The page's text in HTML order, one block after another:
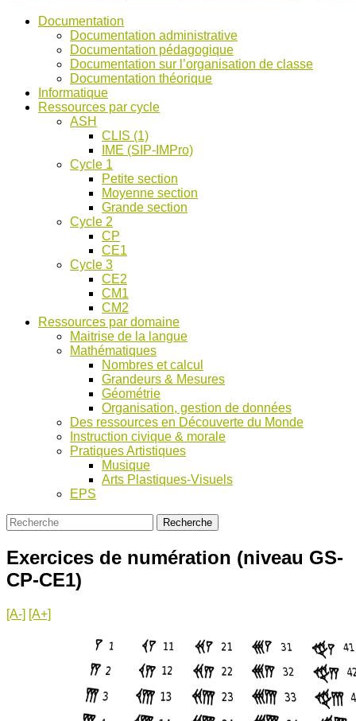
Bancs
d’Ecole
pour
discussions
Documentation
Documentation administrative
Documentation pédagogique
Documentation sur l’organisation de classe
Documentation théorique
Informatique
Ressources par cycle
ASH
CLIS (1)
IME (SIP-IMPro)
Cycle 1
Petite section
Moyenne section
Grande section
Cycle 2
CP
CE1
Cycle 3
CE2
CM1
CM2
Ressources par domaine
Maitrise de la langue
Mathématiques
Nombres et calcul
Grandeurs & Mesures
Géométrie
Organisation, gestion de données
Des ressources en Découverte du Monde
Instruction civique & morale
Pratiques Artistiques
Musique
Arts Plastiques-Visuels
EPS
Exercices de numération (niveau GS-
CP-CE1)
[A-] [A+]